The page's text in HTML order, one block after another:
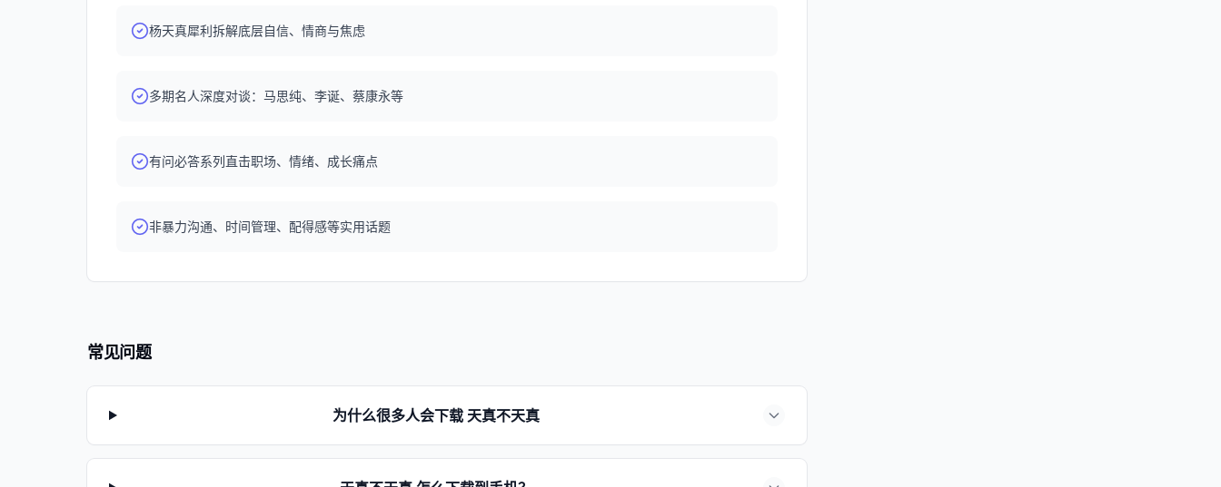
真相会被一部分人攻击，但它同时会给一部分人力量； 47:49 成功和失败就像脚下的鹅卵
石，走向对岸的每一步都值得； BGM：《It’ll Be Alright》 /关于巴黎欧莱雅/ 本期节目与巴
经历，在欧莱雅官方平台分享给更多的女生，并且还会抽取三位幸运观众送出欧莱雅值得礼
家成为不仅让自己爽，还能成事儿的人。
杨天真犀利拆解底层自信、情商与焦虑
多期名人深度对谈：马思纯、李诞、蔡康永等
有问必答系列直击职场、情绪、成长痛点
非暴力沟通、时间管理、配得感等实用话题
常见问题
为什么很多人会下载 天真不天真